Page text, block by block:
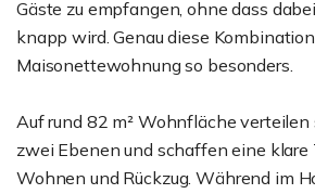
Gäste zu empfangen, ohne dass
knapp wird. Genau diese
Maisonettewohnung so besonders.
Auf rund 82 m² Wohnfläche verteilen
zwei Ebenen und schaffen eine
Wohnen und Rückzug. Während im